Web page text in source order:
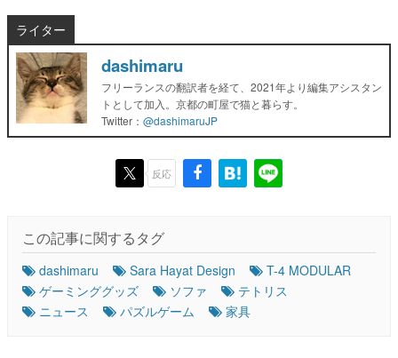
ライター
dashimaru
フリーランスの翻訳者を経て、2021年より編集アシスタン
トとして加入。京都の町屋で猫と暮らす。
Twitter： @dashimaruJP
反応
この記事に関するタグ
dashimaru Sara Hayat Design
T-4 MODULAR
ゲーミンググッズ
ソファ
テトリス
ニュース
パズルゲーム 家具